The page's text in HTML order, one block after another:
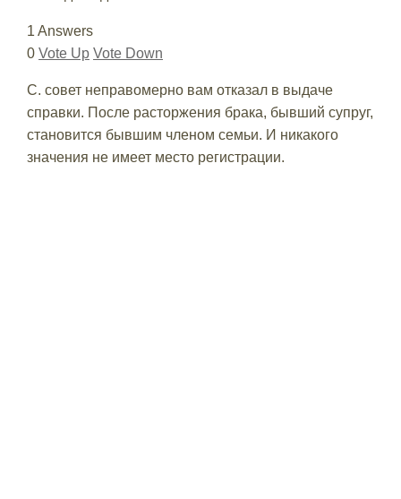
1 Answers
0 Vote Up Vote Down
С. совет неправомерно вам отказал в выдаче
справки. После расторжения брака, бывший супруг,
становится бывшим членом семьи. И никакого
значения не имеет место регистрации.